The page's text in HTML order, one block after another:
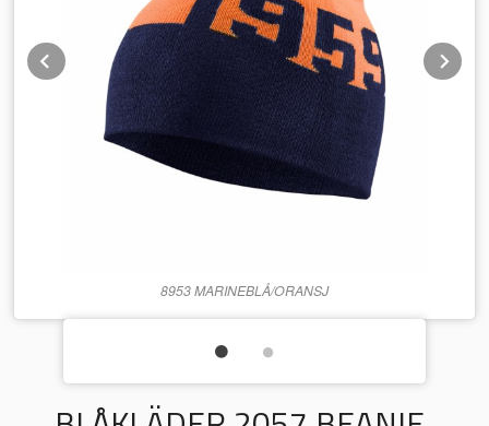
8953 MARINEBLÅ/ORANSJ
Prev